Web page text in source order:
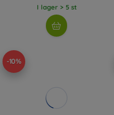
I lager > 5 st
-10%